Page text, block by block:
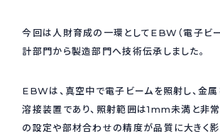
採用情報
お問い合わせ
今回は人財育成の一環としてEBW（電子ビ
計部門から製造部門へ技術伝承しました。
EBWは、真空中で電子ビームを照射し、金属
溶接装置であり、照射範囲は1mm未満と非
の設定や部材合わせの精度が品質に大きく影